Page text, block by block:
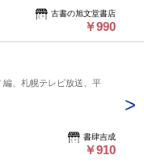
古書の旭文堂書店
￥990
、札幌テレビ放送、平
書肆吉成
￥910